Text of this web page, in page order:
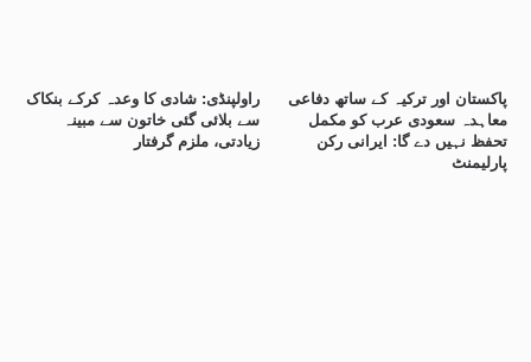
راولپنڈی: شادی کا وعدہ کرکے بنکاک
سے بلائی گئی خاتون سے مبینہ
زیادتی، ملزم گرفتار
پاکستان اور ترکیہ کے ساتھ دفاعی
معاہدہ سعودی عرب کو مکمل
تحفظ نہیں دے گا: ایرانی رکن
پارلیمنٹ